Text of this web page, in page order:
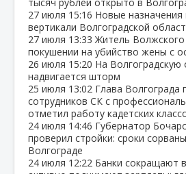
27 июля 15:16 Новые
вертикали Волгоградской
27 июля 13:33 Житель Волжского
покушении на убийство жены с
26 июля 15:20 На Волгоградскую
надвигается шторм
25 июля 13:02 Глава Волгограда
сотрудников СК с
отметил работу кадетских
24 июля 14:46 Губернатор
проверил стройки: сроки
Волгограде
24 июля 12:22 Банки сокращают